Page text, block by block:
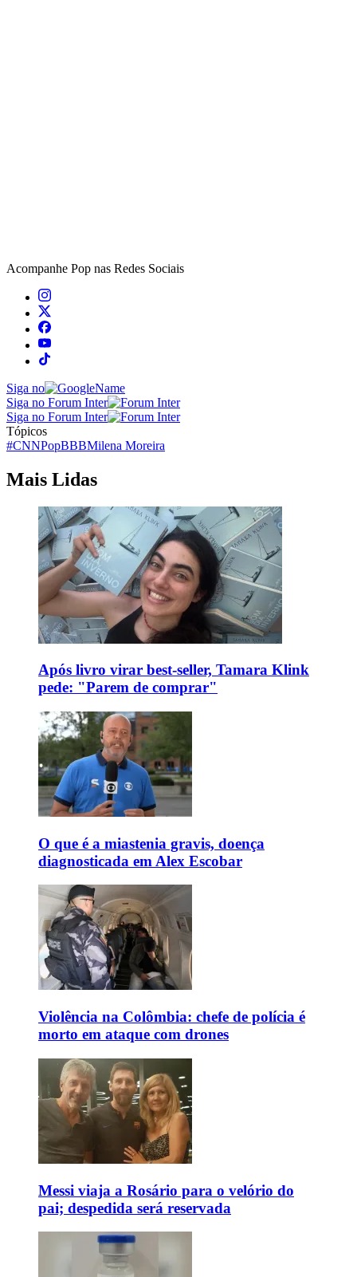
Acompanhe Pop nas Redes Sociais
Siga no
Siga no Forum Inter
Siga no Forum Inter
Tópicos
#CNNPopBBBMilena Moreira
Mais Lidas
Após livro virar best-seller, Tamara Klink
pede: "Parem de comprar"
O que é a miastenia gravis, doença
diagnosticada em Alex Escobar
Violência na Colômbia: chefe de polícia é
morto em ataque com drones
Messi viaja a Rosário para o velório do
pai; despedida será reservada